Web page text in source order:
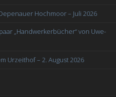
Hochmoor – Juli 2026
„Handwerkerbücher“ von Uwe-
Urzeithof – 2. August 2026